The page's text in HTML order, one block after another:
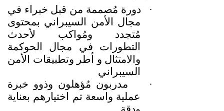
·
دورة مُصممة من قبل خبراء في
مجال الأمن السيبراني بمحتوى
مُتجدد ومُواكب لأحدث
التطورات في مجال الحوكمة
والامتثال و أطر وتطبيقات الأمن
السيبراني
·
مدربون مُؤهلون وذوو خبرة
عملية واسعة تم اختيارهم بعناية